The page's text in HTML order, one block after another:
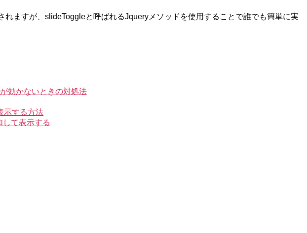
ますが、slideToggleと呼ばれるJqueryメソッドを使用することで誰でも簡単に実
効かないときの対処法
示する方法
て表示する